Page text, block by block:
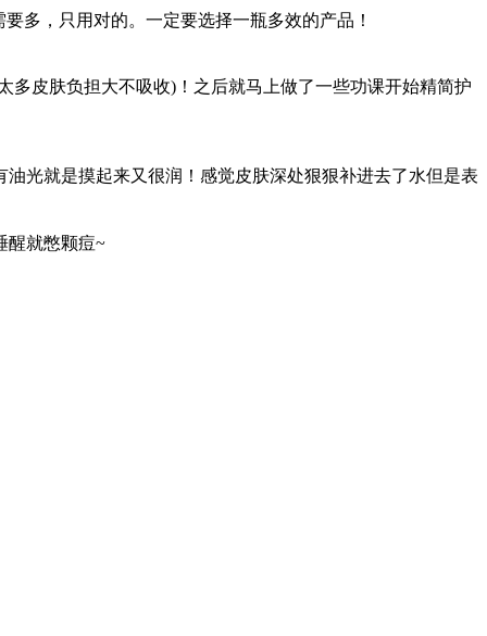
多，只用对的。一定要选择一瓶多效的产品！
皮肤负担大不吸收)！之后就马上做了一些功课开始精简护
光就是摸起来又很润！感觉皮肤深处狠狠补进去了水但是表
醒就憋颗痘~